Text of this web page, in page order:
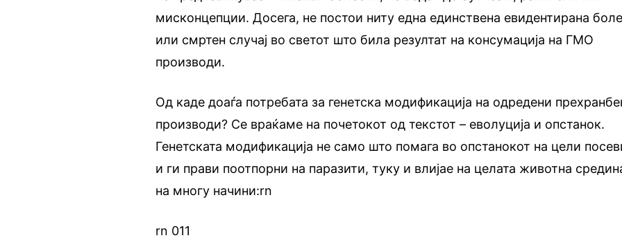
мисконцепции. Досега, не постои ниту една единствена евидентирана
или смртен случај во светот што била резултат на консумација на ГМО
производи.
Од каде доаѓа потребата за генетска модификација на одредени
производи? Се враќаме на почетокот од текстот – еволуција и опстанок.
Генетската модификација не само што помага во опстанокот на цели
и ги прави поотпорни на паразити, туку и влијае на целата животна
на многу начини:rn
rn 011